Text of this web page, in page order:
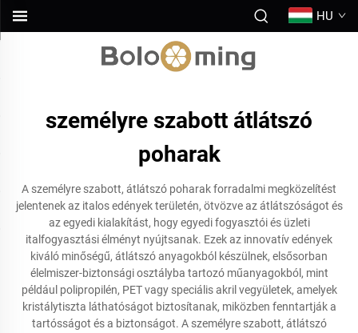
HU
személyre szabott átlátszó
poharak
A személyre szabott, átlátszó poharak forradalmi megközelítést
jelentenek az italos edények területén, ötvözve az átlátszóságot és
az egyedi kialakítást, hogy egyedi fogyasztói és üzleti
italfogyasztási élményt nyújtsanak. Ezek az innovatív edények
kiváló minőségű, átlátszó anyagokból készülnek, elsősorban
élelmiszer-biztonsági osztályba tartozó műanyagokból, mint
például polipropilén, PET vagy speciális akril vegyületek, amelyek
kristálytiszta láthatóságot biztosítanak, miközben fenntartják a
tartósságot és a biztonságot. A személyre szabott, átlátszó